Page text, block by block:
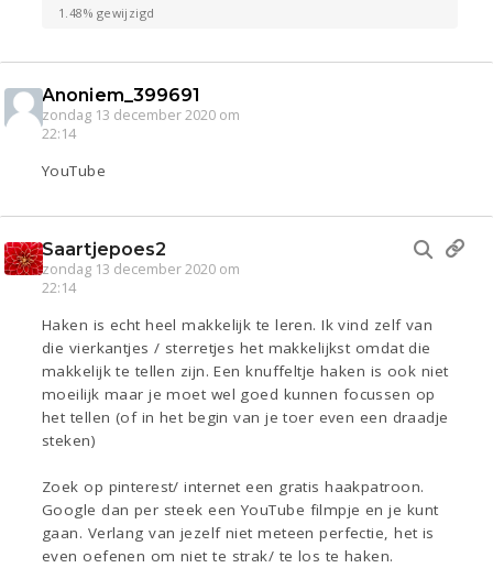
1.48% gewijzigd
Anoniem_399691
zondag 13 december 2020 om
22:14
YouTube
Saartjepoes2
zondag 13 december 2020 om
22:14
Haken is echt heel makkelijk te leren. Ik vind zelf van
die vierkantjes / sterretjes het makkelijkst omdat die
makkelijk te tellen zijn. Een knuffeltje haken is ook niet
moeilijk maar je moet wel goed kunnen focussen op
het tellen (of in het begin van je toer even een draadje
steken)
Zoek op pinterest/ internet een gratis haakpatroon.
Google dan per steek een YouTube filmpje en je kunt
gaan. Verlang van jezelf niet meteen perfectie, het is
even oefenen om niet te strak/ te los te haken.